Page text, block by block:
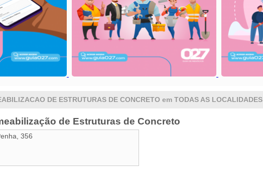
DE ESTRUTURAS DE CONCRETO em TODAS AS LOCALIDADES
de Estruturas de Concreto
356